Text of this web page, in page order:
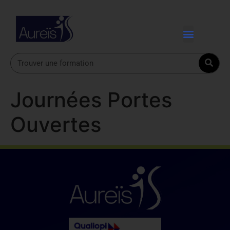
Journées Portes
Ouvertes